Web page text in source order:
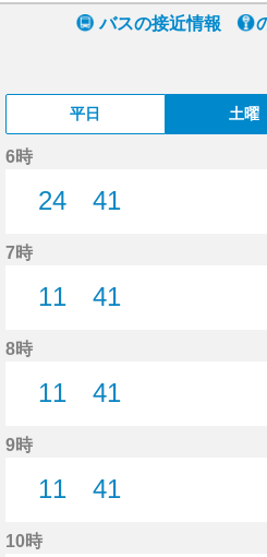
バスの接近情報
平日 土曜
6時
24
41
7時
11
41
8時
11
41
9時
11
41
10時